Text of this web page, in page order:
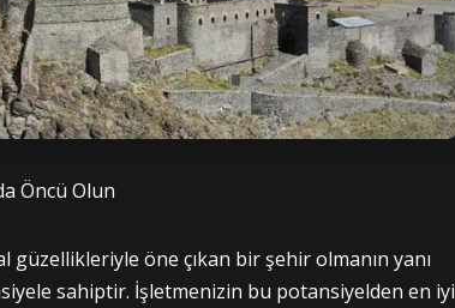
Öncü Olun
güzellikleriyle öne çıkan bir şehir olmanın yanı
sahiptir. İşletmenizin bu potansiyelden en iyi